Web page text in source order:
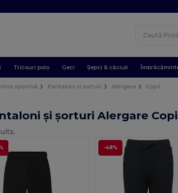
Tricouri polo Geci Șepci & căciuli
sportivă Pantaloni și șorturi Alergare Copii
și șorturi Alergare
-48%